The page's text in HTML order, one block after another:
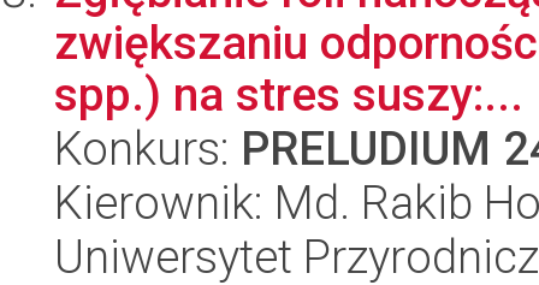
zwiększaniu
spp.) na stres suszy:...
Konkurs: PRELUDIUM
Kierownik: Md. Rakib
Uniwersytet